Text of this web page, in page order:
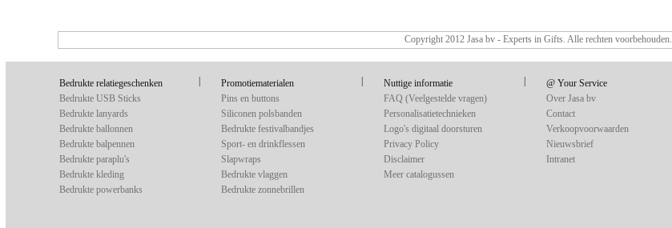
Copyright 2012 Jasa bv - Experts in Gifts. Alle rechten voorbehouden.
Bedrukte relatiegeschenken
Bedrukte USB Sticks
Bedrukte lanyards
Bedrukte ballonnen
Bedrukte balpennen
Bedrukte paraplu's
Bedrukte kleding
Bedrukte powerbanks
Promotiematerialen
Pins en buttons
Siliconen polsbanden
Bedrukte festivalbandjes
Sport- en drinkflessen
Slapwraps
Bedrukte vlaggen
Bedrukte zonnebrillen
Nuttige informatie
FAQ (Veelgestelde vragen)
Personalisatietechnieken
Logo's digitaal doorsturen
Privacy Policy
Disclaimer
Meer catalogussen
@ Your Service
Over Jasa bv
Contact
Verkoopvoorwaarden
Nieuwsbrief
Intranet